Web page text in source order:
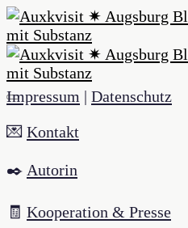
Impressum | Datenschutz
💌 Kontakt
✒️ Autorin
🧾 Kooperation & Presse